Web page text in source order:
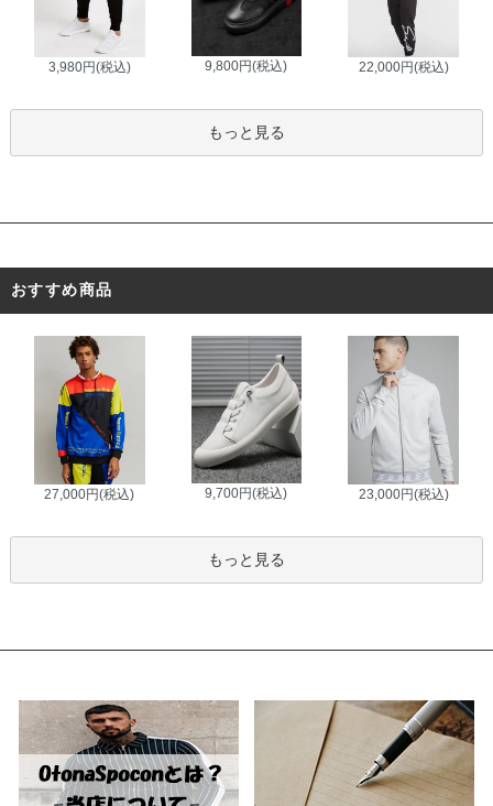
3,980円(税込) 9,800円(税込) 22,000円(税込)
もっと見る
おすすめ商品
27,000円(税込) 9,700円(税込) 23,000円(税込)
もっと見る